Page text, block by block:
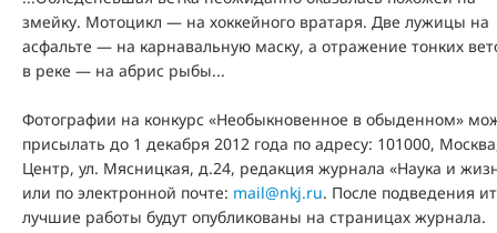
змейку. Мотоцикл — на хоккейного вратаря. Две лужицы на
асфальте — на карнавальную маску, а отражение тонких
в реке — на абрис рыбы...
Фотографии на конкурс «Необыкновенное в обыденном»
присылать до 1 декабря 2012 года по адресу: 101000,
Центр, ул. Мясницкая, д.24, редакция журнала «Наука и
или по электронной почте: mail@nkj.ru. После подведения
лучшие работы будут опубликованы на страницах журнала.